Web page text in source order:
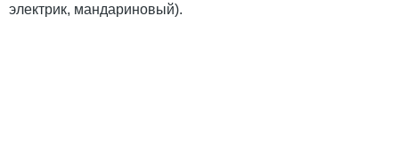
электрик, мандариновый).